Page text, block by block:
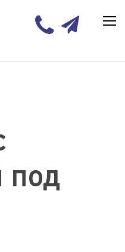
под